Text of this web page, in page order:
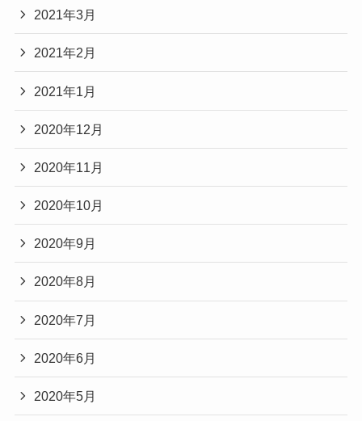
2021年3月
2021年2月
2021年1月
2020年12月
2020年11月
2020年10月
2020年9月
2020年8月
2020年7月
2020年6月
2020年5月